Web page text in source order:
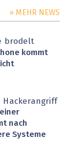
» MEHR NEWS
brodelt
kommt
Hackerangriff
nach
Systeme